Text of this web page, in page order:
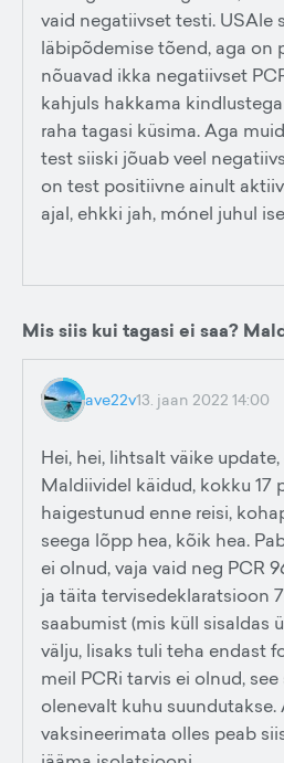
vaid negatiivset testi. USAle
läbipõdemise tõend, aga on
nõuavad ikka negatiivset
kahjuls hakkama
raha tagasi küsima. Aga
test siiski jõuab veel
on test positiivne ainult
ajal, ehkki jah, mónel juhul
Mis siis kui tagasi ei saa?
ave22v13. jaan 2022 14:00
Hei, hei, lihtsalt väike
Maldiividel käidud, kokku 17
haigestunud enne reisi,
seega lõpp hea, kõik hea.
ei olnud, vaja vaid neg PCR
ja täita tervisedeklaratsioon
saabumist (mis küll sisaldas
välju, lisaks tuli teha endast
meil PCRi tarvis ei olnud,
olenevalt kuhu suundutakse.
vaksineerimata olles peab